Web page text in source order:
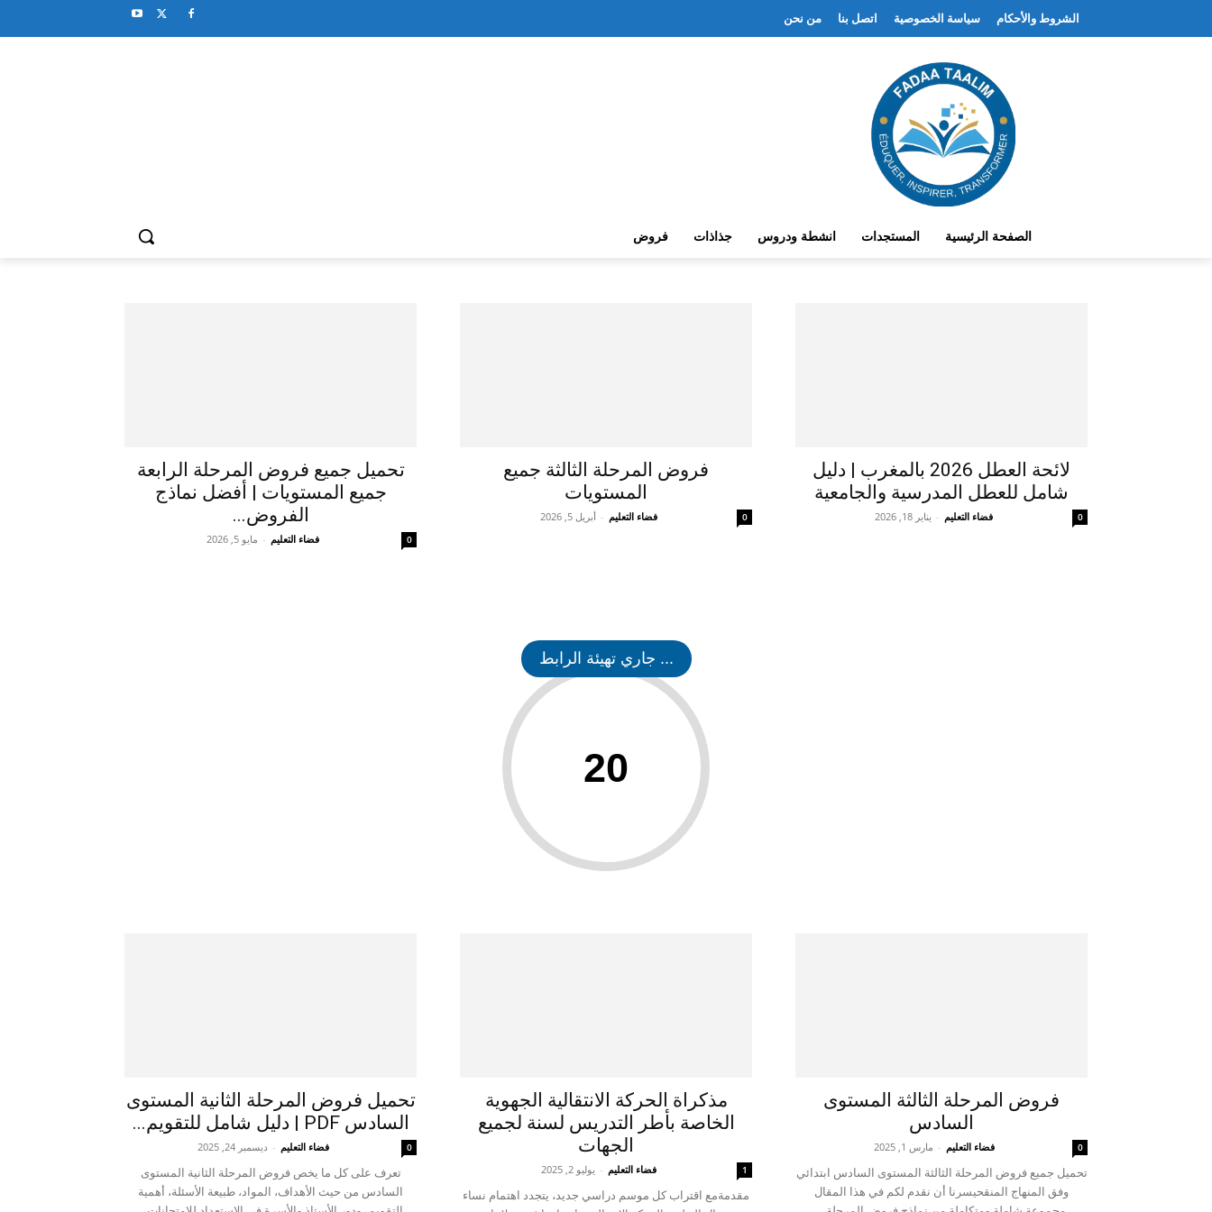
من نحن اتصل بنا سياسة الخصوصية الشروط والأحكام
الصفحة الرئيسية المستجدات انشطة ودروس جذاذات فروض
تحميل جميع فروض المرحلة الرابعة
جميع المستويات | أفضل نماذج
الفروض...
فضاء التعليم - مايو 5, 2026 0
فروض المرحلة الثالثة جميع
المستويات
فضاء التعليم - أبريل 5, 2026 0
لائحة العطل 2026 بالمغرب | دليل
شامل للعطل المدرسية والجامعية
فضاء التعليم - يناير 18, 2026 0
... جاري تهيئة الرابط
20
تحميل فروض المرحلة الثانية المستوى
السادس PDF | دليل شامل للتقويم...
فضاء التعليم - ديسمبر 24, 2025 0
تعرف على كل ما يخص فروض المرحلة الثانية المستوى
السادس من حيث الأهداف، المواد، طبيعة الأسئلة، أهمية
مذكراة الحركة الانتقالية الجهوية
الخاصة بأطر التدريس لسنة لجميع
الجهات
فضاء التعليم - يوليو 2, 2025 1
مقدمةمع اقتراب كل موسم دراسي جديد، يتجدد اهتمام نساء
فروض المرحلة الثالثة المستوى
السادس
فضاء التعليم - مارس 1, 2025 0
تحميل جميع فروض المرحلة الثالثة المستوى السادس ابتدائي
وفق المنهاج المنقحيسرنا أن نقدم لكم في هذا المقال